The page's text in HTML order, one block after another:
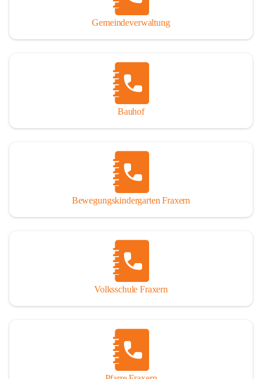
Gemeindeverwaltung
Bauhof
Bewegungskindergarten Fraxern
Volksschule Fraxern